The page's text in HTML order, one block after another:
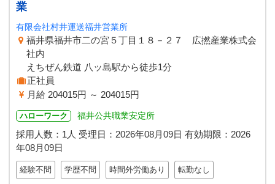
業
有限会社村井運送福井営業所
福井県福井市二の宮５丁目１８－２７ 広撚産業株式会
社内
えちぜん鉄道 八ッ島駅から徒歩1分
正社員
月給 204015円 ～ 204015円
ハローワーク 福井公共職業安定所
採用人数：1人 受理日： 2026年08月09日 有効期限： 2026
年08月09日
経験不問 学歴不問 時間外労働あり 転勤なし